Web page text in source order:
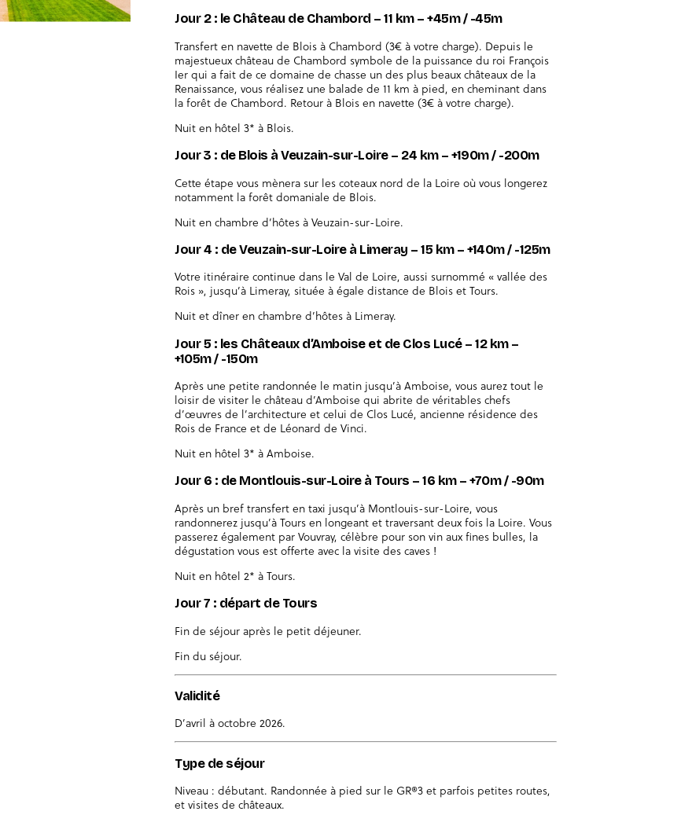
Jour 2 : le Château de Chambord – 11 km – +45m / -45m
Transfert en navette de Blois à Chambord (3€ à votre charge). Depuis le
majestueux château de Chambord symbole de la puissance du roi François
Ier qui a fait de ce domaine de chasse un des plus beaux châteaux de la
Renaissance, vous réalisez une balade de 11 km à pied, en cheminant dans
la forêt de Chambord. Retour à Blois en navette (3€ à votre charge).
Nuit en hôtel 3* à Blois.
Jour 3 : de Blois à Veuzain-sur-Loire – 24 km – +190m / -200m
Cette étape vous mènera sur les coteaux nord de la Loire où vous longerez
notamment la forêt domaniale de Blois.
Nuit en chambre d’hôtes à Veuzain-sur-Loire.
Jour 4 : de Veuzain-sur-Loire à Limeray – 15 km – +140m / -125m
Votre itinéraire continue dans le Val de Loire, aussi surnommé « vallée des
Rois », jusqu’à Limeray, située à égale distance de Blois et Tours.
Nuit et dîner en chambre d’hôtes à Limeray.
Jour 5 : les Châteaux d’Amboise et de Clos Lucé – 12 km –
+105m / -150m
Après une petite randonnée le matin jusqu’à Amboise, vous aurez tout le
loisir de visiter le château d’Amboise qui abrite de véritables chefs
d’œuvres de l’architecture et celui de Clos Lucé, ancienne résidence des
Rois de France et de Léonard de Vinci.
Nuit en hôtel 3* à Amboise.
Jour 6 : de Montlouis-sur-Loire à Tours – 16 km – +70m / -90m
Après un bref transfert en taxi jusqu’à Montlouis-sur-Loire, vous
randonnerez jusqu’à Tours en longeant et traversant deux fois la Loire. Vous
passerez également par Vouvray, célèbre pour son vin aux fines bulles, la
dégustation vous est offerte avec la visite des caves !
Nuit en hôtel 2* à Tours.
Jour 7 : départ de Tours
Fin de séjour après le petit déjeuner.
Fin du séjour.
Validité
D’avril à octobre 2026.
Type de séjour
Niveau : débutant. Randonnée à pied sur le GR®3 et parfois petites routes,
et visites de châteaux.